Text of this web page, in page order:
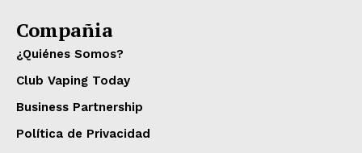
Compañia
¿Quiénes Somos?
Club Vaping Today
Business Partnership
Política de Privacidad